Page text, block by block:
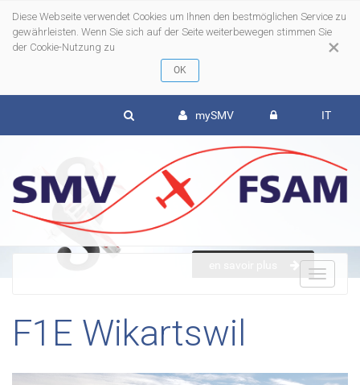
×
Diese Webseite verwendet Cookies um Ihnen den bestmöglichen Service zu
gewährleisten. Wenn Sie sich auf der Seite weiterbewegen stimmen Sie
der Cookie-Nutzung zu
mySMV IT
F1E Wikartswil